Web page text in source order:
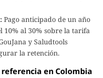
Pago anticipado de un año
10% al 30% sobre la tarifa
y Saludtools
la retención.
en Colombia